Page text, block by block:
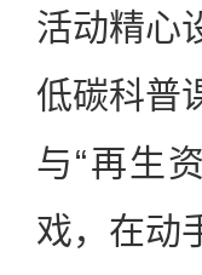
活动精心
低碳科普
与“再生
戏，在动